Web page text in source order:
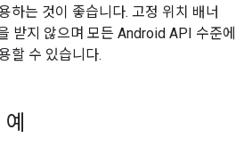
하는 것이 좋습니다. 고정 위치 배너
받지 않으며 모든 Android API 수준에
할 수 있습니다.